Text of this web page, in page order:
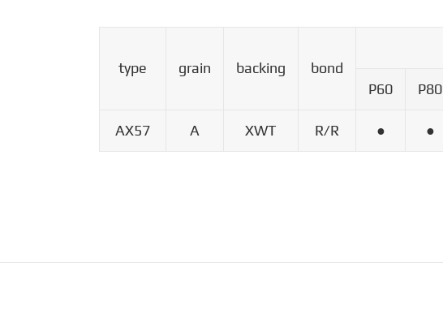
type grain backing bond
P60 P80
AX57 A XWT R/R ● ●